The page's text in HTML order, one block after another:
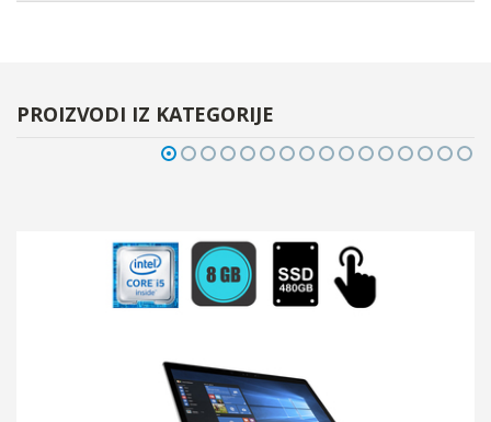
PROIZVODI IZ KATEGORIJE